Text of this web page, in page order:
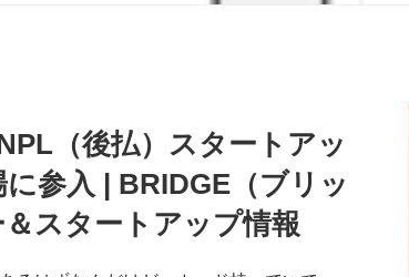
（後払）スタートアッ
参入 | BRIDGE（ブリッ
スタートアップ情報